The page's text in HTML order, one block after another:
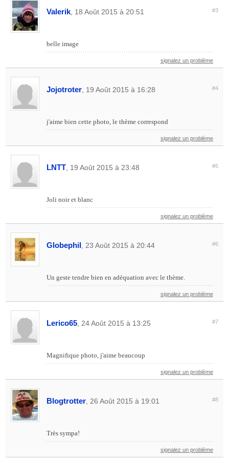
Valerik , 18 Août 2015 à 20:51 #3
belle image
signalez un problème
Jojotroter , 19 Août 2015 à 16:28 #4
j'aime bien cette photo, le thème correspond
signalez un problème
LNTT , 19 Août 2015 à 23:48 #5
Joli noir et blanc
signalez un problème
Globephil , 23 Août 2015 à 20:44 #6
Un geste tendre bien en adéquation avec le thème.
signalez un problème
Lerico65 , 24 Août 2015 à 13:25 #7
Magnifique photo, j'aime beaucoup
signalez un problème
Blogtrotter , 26 Août 2015 à 19:01 #8
Très sympa!
signalez un problème